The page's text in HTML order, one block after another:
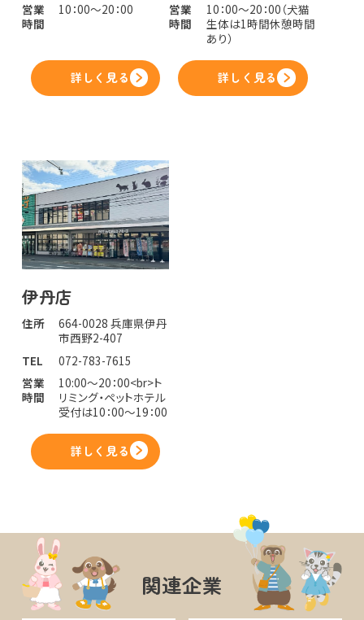
営業
時間
10：00～20：00
詳しく見る
営業
時間
10：00～20：00（犬猫
生体は1時間休憩時間
あり）
詳しく見る
伊丹店
住所
664-0028 兵庫県伊丹
市西野2-407
TEL
072-783-7615
営業
時間
10:00～20：00<br>ト
リミング・ペットホテル
受付は10：00～19：00
詳しく見る
関連企業